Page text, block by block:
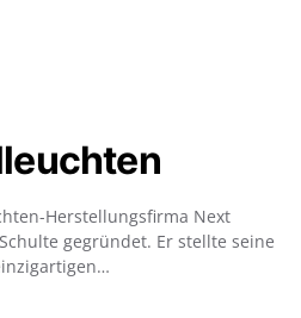
Herstellungsfirma Next
gegründet. Er stellte seine